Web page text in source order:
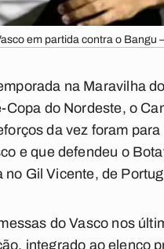
em partida contra o
na Maravilha
do Nordeste, o
da vez foram
e que defendeu o
Gil Vicente, de
do Vasco nos
integrado ao elenco